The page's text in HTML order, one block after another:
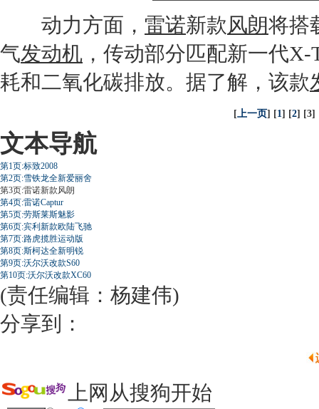
动力方面， 雷诺新款风朗将搭
气发动机 ，传动部分匹配新一代X-
耗和二氧化碳排放。据了解，该款
[上一页] [1] [2] [3]
文本导航
第1页:标致2008
第2页:雪铁龙全新爱丽舍
第3页:雷诺新款风朗
第4页:雷诺Captur
第5页:劳斯莱斯魅影
第6页:宾利新款欧陆飞驰
第7页:路虎揽胜运动版
第8页:斯柯达全新明锐
第9页:沃尔沃改款S60
第10页:沃尔沃改款XC60
(责任编辑：杨建伟)
分享到：
上网从搜狗开始